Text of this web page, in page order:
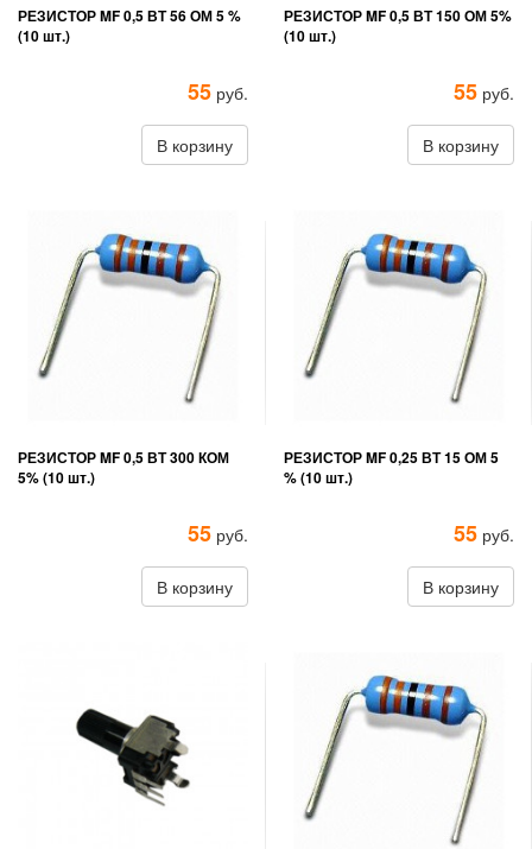
РЕЗИСТОР MF 0,5 ВТ 56 ОМ 5 %
(10 шт.)
55 руб.
В корзину
РЕЗИСТОР MF 0,5 ВТ 150 ОМ 5%
(10 шт.)
55 руб.
В корзину
РЕЗИСТОР MF 0,5 ВТ 300 КОМ
5% (10 шт.)
55 руб.
В корзину
РЕЗИСТОР MF 0,25 ВТ 15 ОМ 5
% (10 шт.)
55 руб.
В корзину